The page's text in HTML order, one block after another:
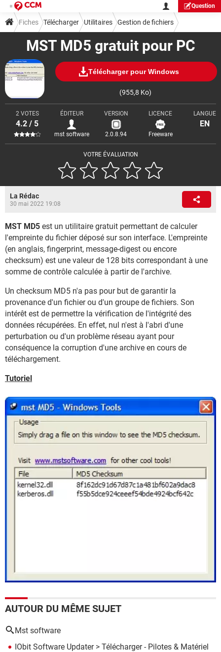
Question
MST MD5 gratuit pour PC
Télécharger pour Windows
(955,8 Ko)
VOTRE ÉVALUATION
2 VOTES
4.2 / 5
ÉDITEUR
mst software
VERSION
2.0.8.94
LICENCE
Freeware
LANGUE
EN
Fiches Télécharger Utilitaires Gestion de fichiers
La Rédac
30 mai 2022 19:08
MST MD5 est un utilitaire gratuit permettant de calculer
l'empreinte du fichier déposé sur son interface. L'empreinte
(en anglais, fingerprint, message-digest ou encore
checksum) est une valeur de 128 bits correspondant à une
somme de contrôle calculée à partir de l'archive.
Un checksum MD5 n'a pas pour but de garantir la
provenance d'un fichier ou d'un groupe de fichiers. Son
intérêt est de permettre la vérification de l'intégrité des
données récupérées. En effet, nul n'est à l'abri d'une
perturbation ou d'un problème réseau ayant pour
conséquence la corruption d'une archive en cours de
téléchargement.
Tutoriel
AUTOUR DU MÊME SUJET
Mst software
IObit Software Updater> Télécharger - Pilotes & Matériel